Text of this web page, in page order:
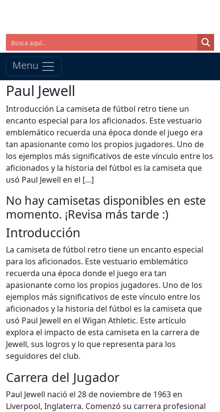
Menu
Paul Jewell
Introducción La camiseta de fútbol retro tiene un
encanto especial para los aficionados. Este vestuario
emblemático recuerda una época donde el juego era
tan apasionante como los propios jugadores. Uno de
los ejemplos más significativos de este vínculo entre los
aficionados y la historia del fútbol es la camiseta que
usó Paul Jewell en el […]
No hay camisetas disponibles en este
momento. ¡Revisa más tarde :)
Introducción
La camiseta de fútbol retro tiene un encanto especial
para los aficionados. Este vestuario emblemático
recuerda una época donde el juego era tan
apasionante como los propios jugadores. Uno de los
ejemplos más significativos de este vínculo entre los
aficionados y la historia del fútbol es la camiseta que
usó Paul Jewell en el Wigan Athletic. Este artículo
explora el impacto de esta camiseta en la carrera de
Jewell, sus logros y lo que representa para los
seguidores del club.
Carrera del Jugador
Paul Jewell nació el 28 de noviembre de 1963 en
Liverpool, Inglaterra. Comenzó su carrera profesional